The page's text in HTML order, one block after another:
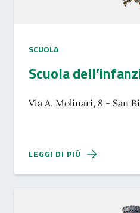
SCUOLA
Scuola
Via A. Molinari, 8 - San
LEGGI DI PIÙ